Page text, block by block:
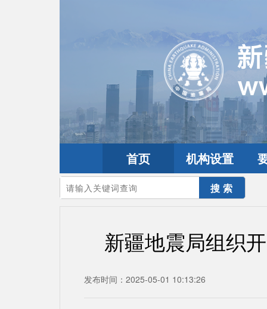
首页 机构设置
您的当前位置：首页>要闻动态
新疆地震局组织
发布时间：2025-05-01 10:13:26